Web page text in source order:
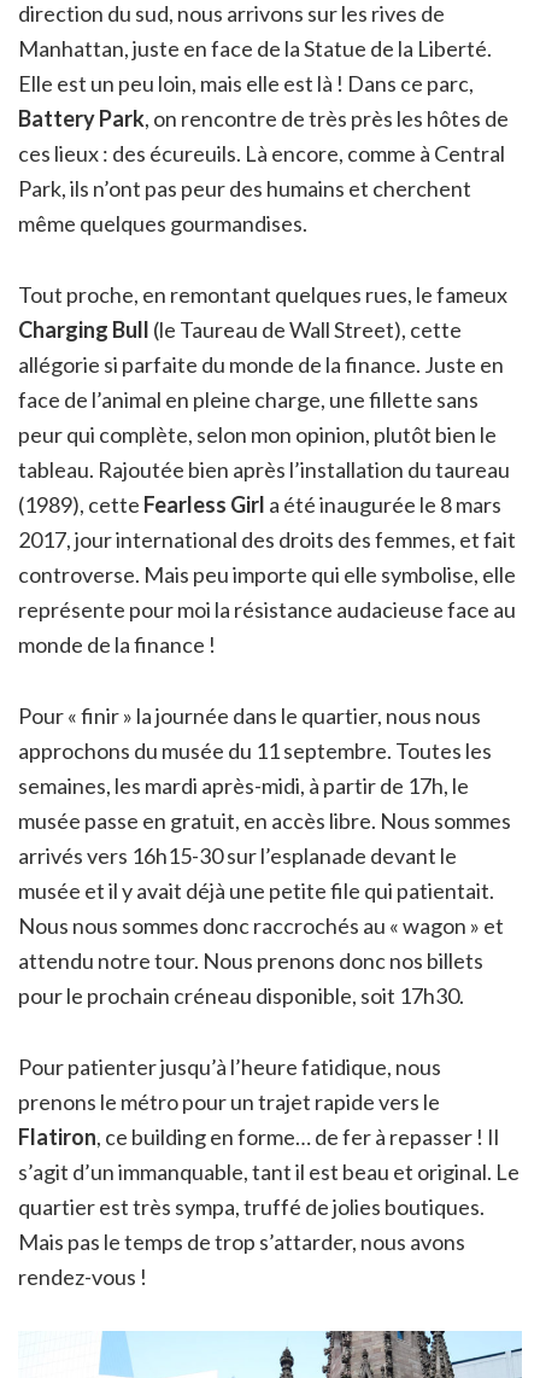
direction du sud, nous arrivons sur les rives de
Manhattan, juste en face de la Statue de la Liberté.
Elle est un peu loin, mais elle est là ! Dans ce parc,
Battery Park, on rencontre de très près les hôtes de
ces lieux : des écureuils. Là encore, comme à Central
Park, ils n’ont pas peur des humains et cherchent
même quelques gourmandises.
Tout proche, en remontant quelques rues, le fameux
Charging Bull (le Taureau de Wall Street), cette
allégorie si parfaite du monde de la finance. Juste en
face de l’animal en pleine charge, une fillette sans
peur qui complète, selon mon opinion, plutôt bien le
tableau. Rajoutée bien après l’installation du taureau
(1989), cette Fearless Girl a été inaugurée le 8 mars
2017, jour international des droits des femmes, et fait
controverse. Mais peu importe qui elle symbolise, elle
représente pour moi la résistance audacieuse face au
monde de la finance !
Pour « finir » la journée dans le quartier, nous nous
approchons du musée du 11 septembre. Toutes les
semaines, les mardi après-midi, à partir de 17h, le
musée passe en gratuit, en accès libre. Nous sommes
arrivés vers 16h15-30 sur l’esplanade devant le
musée et il y avait déjà une petite file qui patientait.
Nous nous sommes donc raccrochés au « wagon » et
attendu notre tour. Nous prenons donc nos billets
pour le prochain créneau disponible, soit 17h30.
Pour patienter jusqu’à l’heure fatidique, nous
prenons le métro pour un trajet rapide vers le
Flatiron, ce building en forme… de fer à repasser ! Il
s’agit d’un immanquable, tant il est beau et original. Le
quartier est très sympa, truffé de jolies boutiques.
Mais pas le temps de trop s’attarder, nous avons
rendez-vous !